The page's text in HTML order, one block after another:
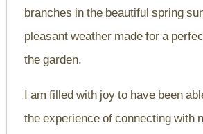
branches in the beautiful spring
pleasant weather made for a
the garden.
I am filled with joy to have been
the experience of connecting with